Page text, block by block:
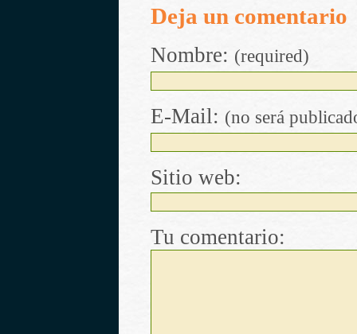
Deja un comentario
Nombre: (required)
E-Mail: (no será
Sitio web:
Tu comentario: